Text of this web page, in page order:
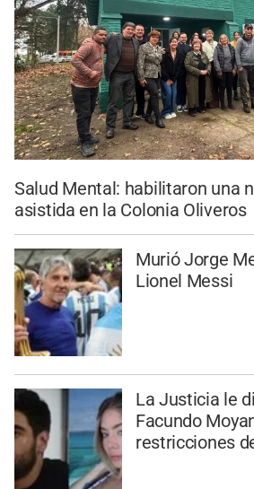
Salud Mental: habilitaron una
asistida en la Colonia Oliveros
Murió Jorge
Lionel Messi
La Justicia le
Facundo
restricciones